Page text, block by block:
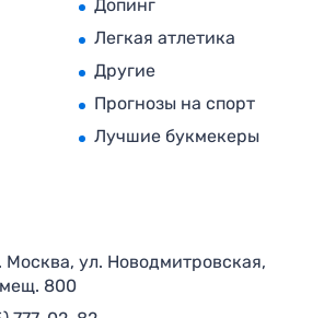
Допинг
Легкая атлетика
Другие
Прогнозы на спорт
Лучшие букмекеры
Москва, ул. Новодмитровская,
800